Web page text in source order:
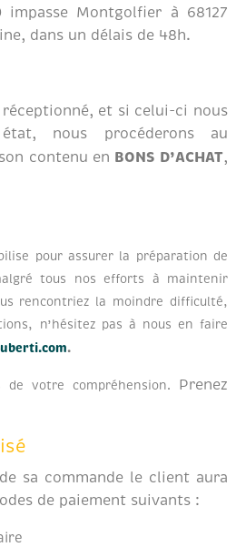
Montgolfier à 68127
dans un délais de 48h.
et si celui-ci nous
nous procéderons au
contenu en BONS D’ACHAT,
pour assurer la préparation de
tous nos efforts à maintenir
rencontriez la moindre difficulté,
n’hésitez pas à nous en faire
.
de votre compréhension. Prenez
sa commande le client aura
de paiement suivants :